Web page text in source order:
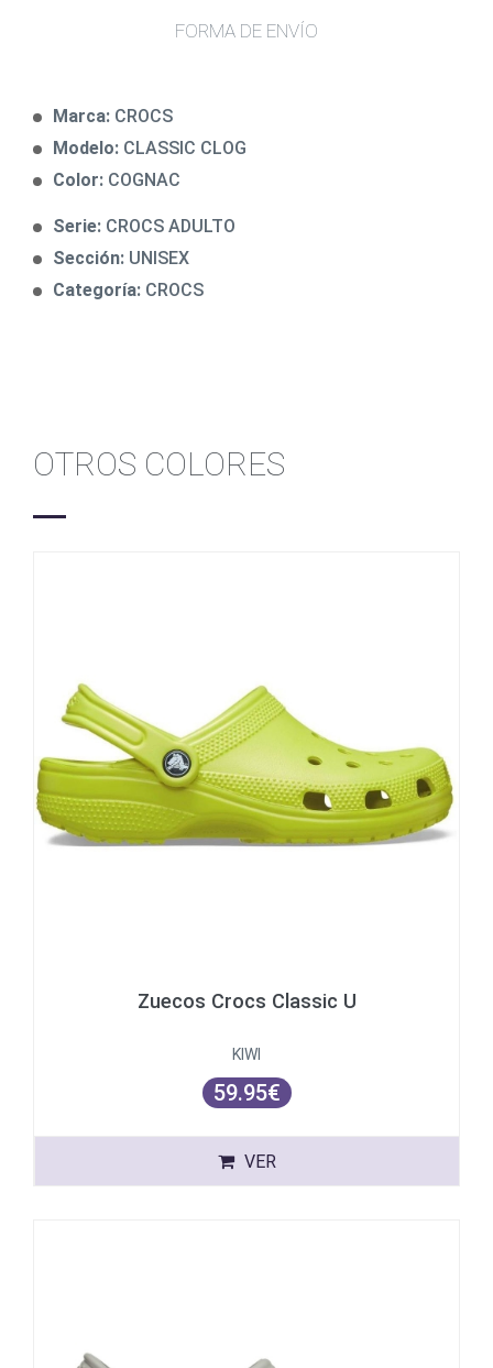
FORMA DE ENVÍO
Marca: CROCS
Modelo: CLASSIC CLOG
Color: COGNAC
Serie: CROCS ADULTO
Sección: UNISEX
Categoría: CROCS
OTROS COLORES
Zuecos Crocs Classic U
KIWI
59.95€
VER